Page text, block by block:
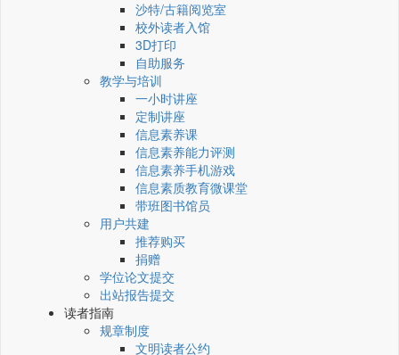
沙特/古籍阅览室
校外读者入馆
3D打印
自助服务
教学与培训
一小时讲座
定制讲座
信息素养课
信息素养能力评测
信息素养手机游戏
信息素质教育微课堂
带班图书馆员
用户共建
推荐购买
捐赠
学位论文提交
出站报告提交
读者指南
规章制度
文明读者公约